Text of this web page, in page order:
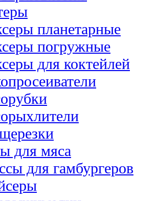
планетарные
погружные
для коктейлей
для мяса
для гамбургеров